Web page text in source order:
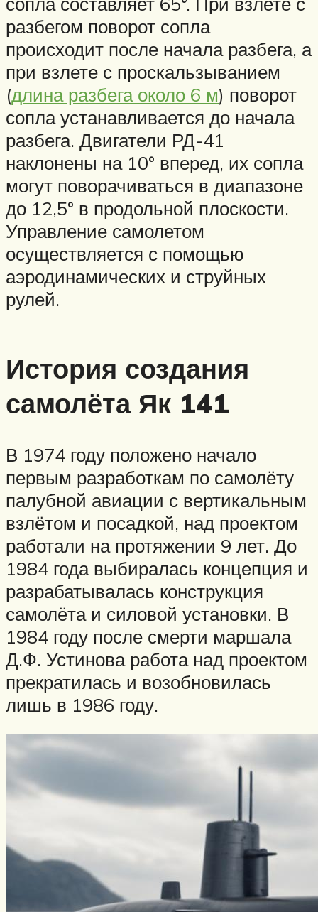
разбегом поворот сопла
происходит после начала разбега, а
при взлете с проскальзыванием
(длина разбега около 6 м) поворот
сопла устанавливается до начала
разбега. Двигатели РД-41
наклонены на 10° вперед, их сопла
могут поворачиваться в диапазоне
до 12,5° в продольной плоскости.
Управление самолетом
осуществляется с помощью
аэродинамических и струйных
рулей.
История создания
самолёта Як 141
В 1974 году положено начало
первым разработкам по самолёту
палубной авиации с вертикальным
взлётом и посадкой, над проектом
работали на протяжении 9 лет. До
1984 года выбиралась концепция и
разрабатывалась конструкция
самолёта и силовой установки. В
1984 году после смерти маршала
Д.Ф. Устинова работа над проектом
прекратилась и возобновилась
лишь в 1986 году.